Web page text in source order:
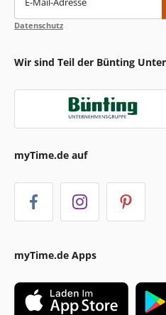
Datenschutz
Wir sind Teil der Bünting
myTime.de auf
myTime.de Apps